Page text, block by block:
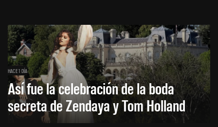
HACE 1 DÍA
Así fue la celebración de la boda
secreta de Zendaya y Tom Holland